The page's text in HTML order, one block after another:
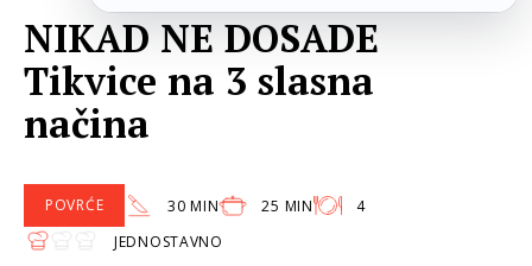
NIKAD NE DOSADE
Tikvice na 3 slasna
načina
POVRĆE 30 MIN 25 MIN
4
JEDNOSTAVNO